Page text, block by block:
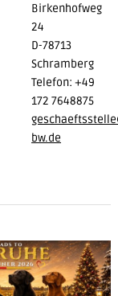
Birkenhofweg
24
D-78713
Schramberg
Telefon: +49
172 7648875
bw.de